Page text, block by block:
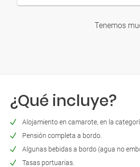
Tenemos
¿Qué incluye?
Alojamiento en camarote, en la
Pensión completa a bordo.
Algunas bebidas a bordo (agua no
Tasas portuarias.